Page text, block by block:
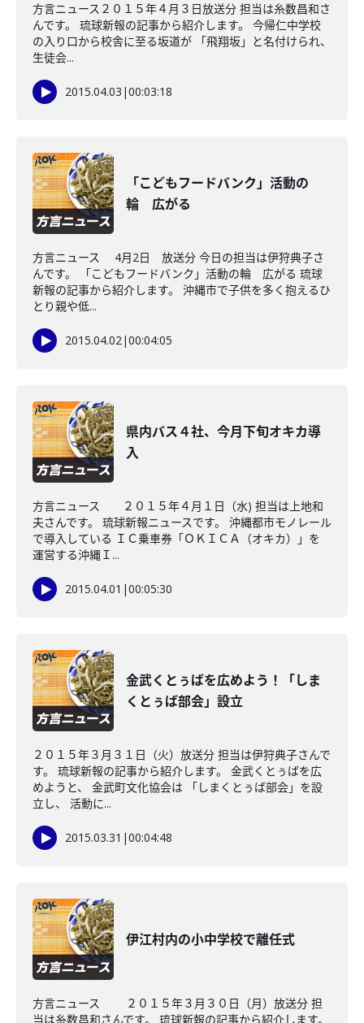
方言ニュース２０１５年４月３日放送分 担当は糸数昌和さ
んです。 琉球新報の記事から紹介します。 今帰仁中学校
の入り口から校舎に至る坂道が 「飛翔坂」と名付けられ、
生徒会...
2015.04.03 |00:03:18
「こどもフードバンク」活動の
輪 広がる
方言ニュース 4月2日 放送分 今日の担当は伊狩典子さ
んです。 「こどもフードバンク」活動の輪 広がる 琉球
新報の記事から紹介します。 沖縄市で子供を多く抱えるひ
とり親や低...
2015.04.02|00:04:05
県内バス４社、今月下旬オキカ導
入
方言ニュース ２０１５年４月１日（水) 担当は上地和
夫さんです。 琉球新報ニュースです。 沖縄都市モノレール
で導入している ＩＣ乗車券「ＯＫＩＣＡ（オキカ）」を
運営する沖縄Ｉ...
2015.04.01 |00:05:30
金武くとぅばを広めよう！「しま
くとぅば部会」設立
２０１５年３月３１日（火）放送分 担当は伊狩典子さんで
す。 琉球新報の記事から紹介します。 金武くとぅばを広
めようと、 金武町文化協会は 「しまくとぅば部会」を設
立し、 活動に...
2015.03.31 |00:04:48
伊江村内の小中学校で離任式
方言ニュース ２０１５年３月３０日（月）放送分 担
当は糸数昌和さんです。 琉球新報の記事から紹介します。